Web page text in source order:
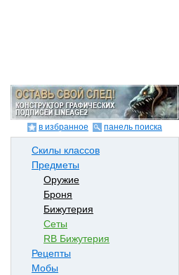
в избранное панель поиска
Скилы классов
Предметы
Оружие
Броня
Бижутерия
Сеты
RB Бижутерия
Рецепты
Мобы